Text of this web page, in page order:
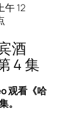
午 12
酒
4 集
观看《哈
。